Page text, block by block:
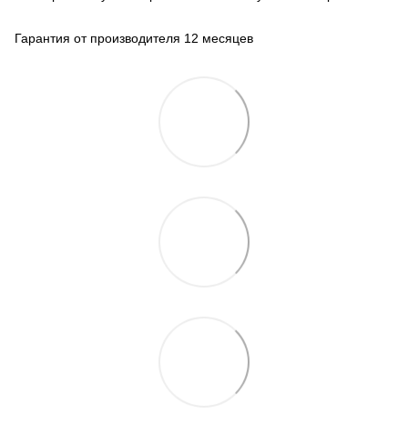
Гарантия от производителя 12 месяцев